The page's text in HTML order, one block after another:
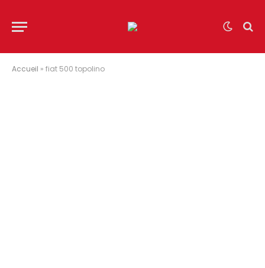
Accueil » fiat 500 topolino